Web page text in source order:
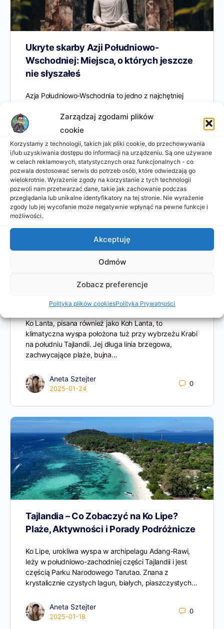
Zarządzaj zgodami plików
cookie
Korzystamy z technologii, takich jak pliki cookie, do przechowywania
i/lub uzyskiwania dostępu do informacji na urządzeniu. Są one używane
w celach reklamowych, statystycznych oraz funkcjonalnych - co
pozwala dostosować serwis do potrzeb osób, które odwiedzają go
wielokrotnie. Wyrażenie zgody na korzystanie z tych technologii
pozwoli nam przetwarzać dane, takie jak zachowanie podczas
przeglądania lub unikalne identyfikatory na tej stronie. Nie wyrażenie
zgody lub jej wycofanie może negatywnie wpłynąć na pewne funkcje i
możliwości.
Akceptuję
Odmów
Zobacz preferencje
Polityka plików cookiesPolityka Prywatności
Ukryte skarby Azji Południowo-
Wschodniej: Miejsca, o których jeszcze
nie słyszałeś
Azja Południowo-Wschodnia to jedno z najchętniej
Z jej bogatą kulturą, niezwykłą historią, cudownymi
plażami, tętniącymi życiem miastami i…
Aneta Sztejter
2025-01-30
1
Tajlandia: Koh Lanta – Jak Zaplanować
Idealny Pobyt na Wyspie?
Ko Lanta, pisana również jako Koh Lanta, to
klimatyczna wyspa położona tuż przy wybrzeżu Krabi
na południu Tajlandii. Jej długa linia brzegowa,
zachwycające plaże, bujna…
Aneta Sztejter
2025-01-24
0
Tajlandia – Co Zobaczyć na Ko Lipe?
Plaże, Aktywności i Porady Podróżnicze
Ko Lipe, urokliwa wyspa w archipelagu Adang-Rawi,
leży w południowo-zachodniej części Tajlandii i jest
częścią Parku Narodowego Tarutao. Znana z
krystalicznie czystych lagun, białych, piaszczystych…
Aneta Sztejter
2025-01-18
0